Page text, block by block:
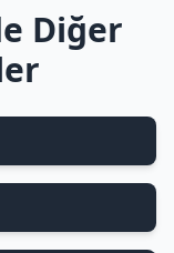
Diğer